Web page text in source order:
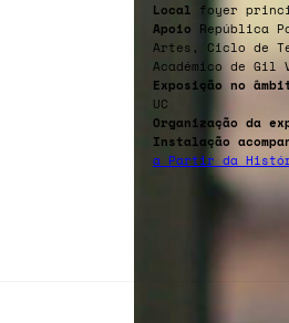
Local foyer
Apoio República
Artes, Ciclo de
Académico de Gil
Exposição no
UC
Organização da
Instalação
a Partir da